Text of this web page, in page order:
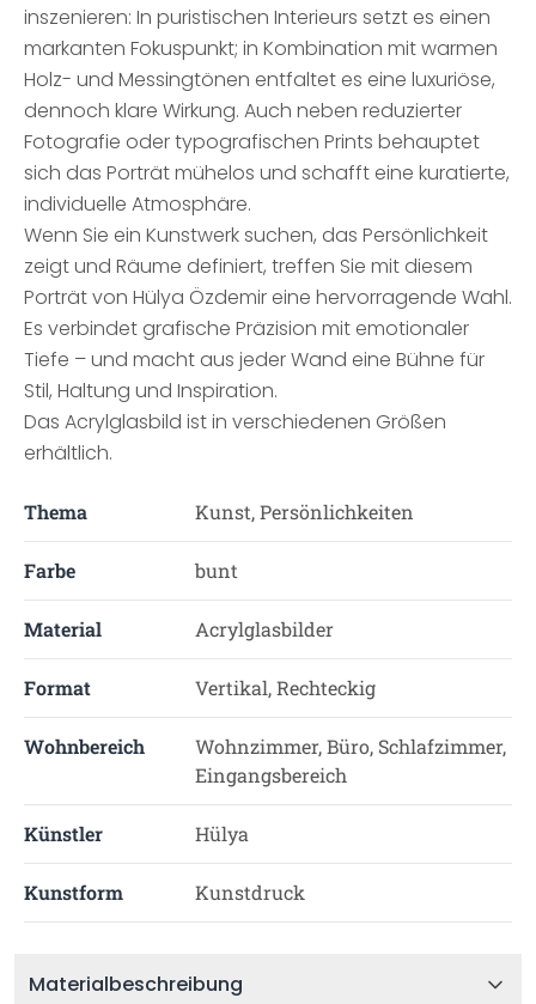
inszenieren: In puristischen Interieurs setzt es einen
markanten Fokuspunkt; in Kombination mit warmen
Holz- und Messingtönen entfaltet es eine luxuriöse,
dennoch klare Wirkung. Auch neben reduzierter
Fotografie oder typografischen Prints behauptet
sich das Porträt mühelos und schafft eine kuratierte,
individuelle Atmosphäre.
Wenn Sie ein Kunstwerk suchen, das Persönlichkeit
zeigt und Räume definiert, treffen Sie mit diesem
Porträt von Hülya Özdemir eine hervorragende Wahl.
Es verbindet grafische Präzision mit emotionaler
Tiefe – und macht aus jeder Wand eine Bühne für
Stil, Haltung und Inspiration.
Das Acrylglasbild ist in verschiedenen Größen
erhältlich.
Thema Kunst, Persönlichkeiten
Farbe bunt
Material Acrylglasbilder
Format Vertikal, Rechteckig
Wohnbereich
Wohnzimmer, Büro, Schlafzimmer,
Eingangsbereich
Künstler Hülya
Kunstform Kunstdruck
Materialbeschreibung